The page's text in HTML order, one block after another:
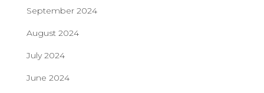
September 2024
August 2024
July 2024
June 2024